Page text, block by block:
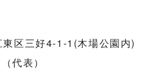
区三好4-1-1(木場公園内)
代表）